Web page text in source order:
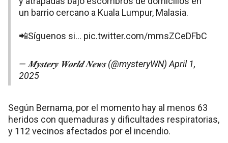
un barrio cercano a Kuala Lumpur, Malasia.
📲Síguenos si… pic.twitter.com/mmsZCeDFbC
— 𝑴𝒚𝒔𝒕𝒆𝒓𝒚 𝑾𝒐𝒓𝒍𝒅 𝑵𝒆𝒘𝒔 (@mysteryWN) April 1,
2025
Según Bernama, por el momento hay al menos 63
heridos con quemaduras y dificultades respiratorias,
y 112 vecinos afectados por el incendio.